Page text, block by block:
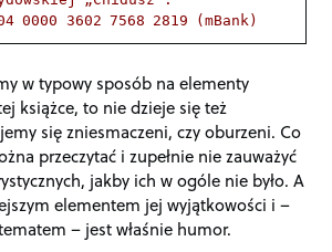
0000 3602 7568 2819 (mBank)
w typowy sposób na elementy
książce, to nie dzieje się też
się zniesmaczeni, czy oburzeni. Co
przeczytać i zupełnie nie zauważyć
jakby ich w ogóle nie było. A
elementem jej wyjątkowości i –
– jest właśnie humor.